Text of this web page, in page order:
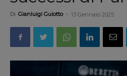
Di Gianluigi Guiotto - 13 Gennaio 2025